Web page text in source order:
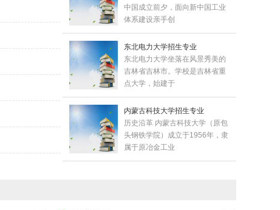
中国成立前夕，面向新中国工业
体系建设亲手创
东北电力大学招生专业
东北电力大学坐落在风景秀美的
吉林省吉林市。学校是吉林省重
点大学，始建于
内蒙古科技大学招生专业
历史沿革 内蒙古科技大学（原包
头钢铁学院）成立于1956年，隶
属于原冶金工业